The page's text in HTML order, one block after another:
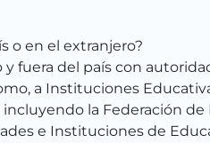
o en el extranjero?
del país con
a Instituciones
la Federación
e Instituciones de